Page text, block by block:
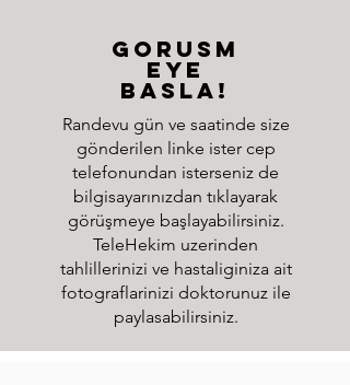
gorusm
eye
basla!
Randevu gün ve saatinde size
gönderilen linke ister cep
telefonundan isterseniz de
bilgisayarınızdan tıklayarak
görüşmeye başlayabilirsiniz.
TeleHekim uzerinden
tahlillerinizi ve hastaliginiza ait
fotograflarinizi doktorunuz ile
paylasabilirsiniz.